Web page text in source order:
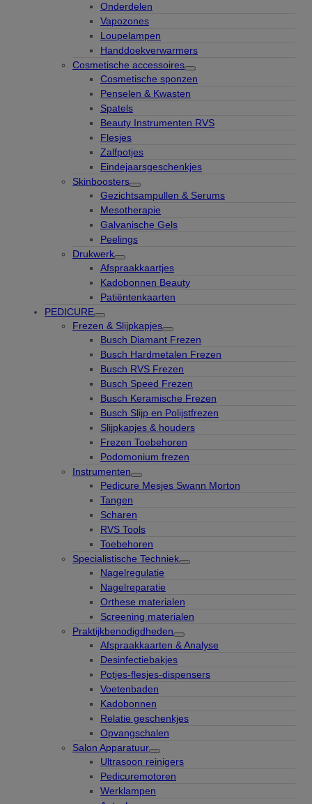
Onderdelen
Vapozones
Loupelampen
Handdoekverwarmers
Cosmetische accessoires
Cosmetische sponzen
Penselen & Kwasten
Spatels
Beauty Instrumenten RVS
Flesjes
Zalfpotjes
Eindejaarsgeschenkjes
Skinboosters
Gezichtsampullen & Serums
Mesotherapie
Galvanische Gels
Peelings
Drukwerk
Afspraakkaartjes
Kadobonnen Beauty
Patiëntenkaarten
PEDICURE
Frezen & Slijpkapjes
Busch Diamant Frezen
Busch Hardmetalen Frezen
Busch RVS Frezen
Busch Speed Frezen
Busch Keramische Frezen
Busch Slijp en Polijstfrezen
Slijpkapjes & houders
Frezen Toebehoren
Podomonium frezen
Instrumenten
Pedicure Mesjes Swann Morton
Tangen
Scharen
RVS Tools
Toebehoren
Specialistische Techniek
Nagelregulatie
Nagelreparatie
Orthese materialen
Screening materialen
Praktijkbenodigdheden
Afspraakkaarten & Analyse
Desinfectiebakjes
Potjes-flesjes-dispensers
Voetenbaden
Kadobonnen
Relatie geschenkjes
Opvangschalen
Salon Apparatuur
Ultrasoon reinigers
Pedicuremotoren
Werklampen